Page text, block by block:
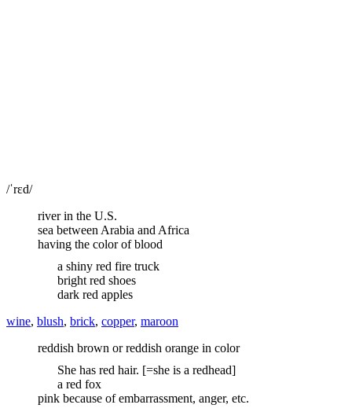
/ˈrɛd/
river in the U.S.
sea between Arabia and Africa
having the color of blood
a shiny red fire truck
bright red shoes
dark red apples
wine, blush, brick, copper, maroon
reddish brown or reddish orange in color
She has red hair. [=she is a redhead]
a red fox
pink because of embarrassment, anger, etc.